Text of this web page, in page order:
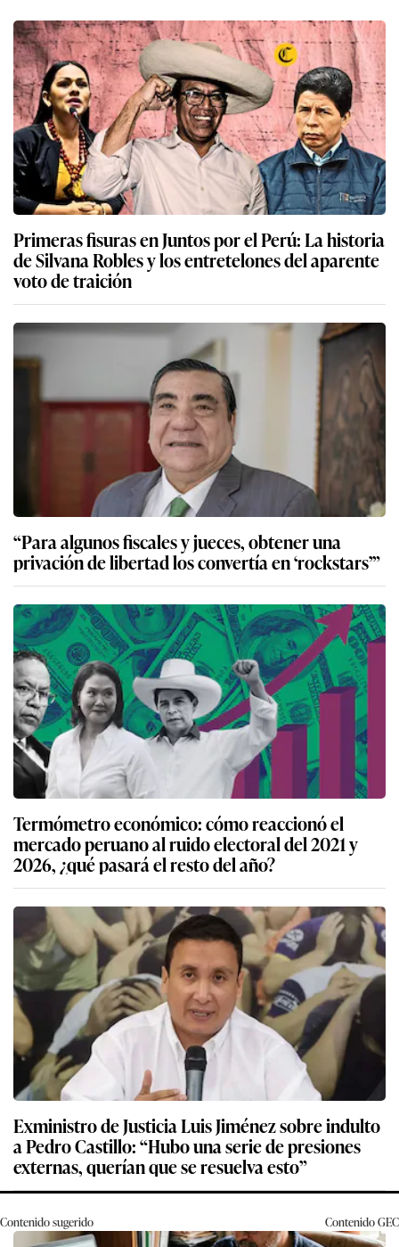
Primeras fisuras en Juntos por el Perú: La historia
de Silvana Robles y los entretelones del aparente
voto de traición
“Para algunos fiscales y jueces, obtener una
privación de libertad los convertía en ‘rockstars’”
Termómetro económico: cómo reaccionó el
mercado peruano al ruido electoral del 2021 y
2026, ¿qué pasará el resto del año?
Exministro de Justicia Luis Jiménez sobre indulto
a Pedro Castillo: “Hubo una serie de presiones
externas, querían que se resuelva esto”
Contenido sugerido ContenidoGEC